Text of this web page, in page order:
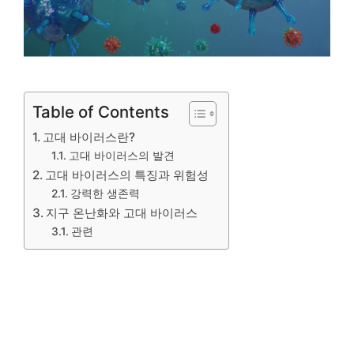
Table of Contents
고대 바이러스란?
고대 바이러스의 발견
고대 바이러스의 특징과 위험성
강력한 생존력
지구 온난화와 고대 바이러스
관련